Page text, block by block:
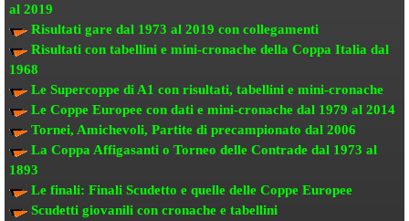
al 2019
Risultati gare dal 1973 al 2019 con collegamenti
Risultati con tabellini e mini-cronache della Coppa Italia dal
1968
Le Supercoppe di A1 con risultati, tabellini e mini-cronache
Le Coppe Europee con dati e mini-cronache dal 1979 al 2014
Tornei, Amichevoli, Partite di precampionato dal 2006
La Coppa Affigasanti o Torneo delle Contrade dal 1973 al
1893
Le finali: Finali Scudetto e quelle delle Coppe Europee
Scudetti giovanili con cronache e tabellini